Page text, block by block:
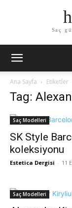
Saç
Ana Sayfa Etiketler
Tag:
Saç Modelleri
SK Style
koleksiyonu
Estetica Dergisi - 11
Saç Modelleri